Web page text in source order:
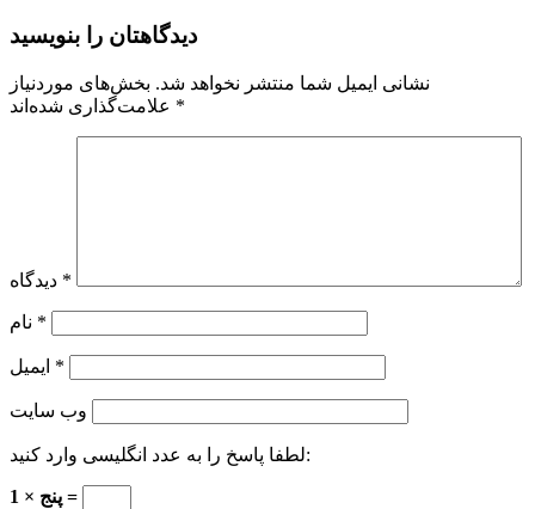
دیدگاهتان را بنویسید
نشانی ایمیل شما منتشر نخواهد شد. بخش‌های موردنیاز
*
*
*
*
وب‌ سایت
لطفا پاسخ را به عدد انگلیسی وارد کنید:
1 × پنج =